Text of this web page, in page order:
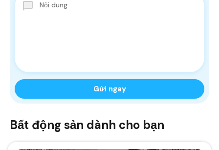
Bất động sản dành cho bạn